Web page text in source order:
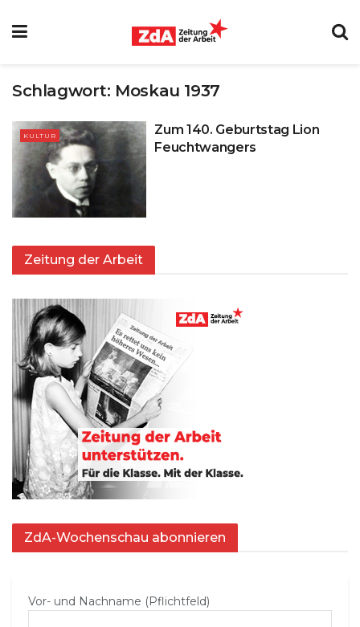
Schlagwort: Moskau 1937
KULTUR
Zum 140. Geburtstag Lion
Feuchtwangers
Zeitung der Arbeit
ZdA-Wochenschau abonnieren
Vor- und Nachname (Pflichtfeld)